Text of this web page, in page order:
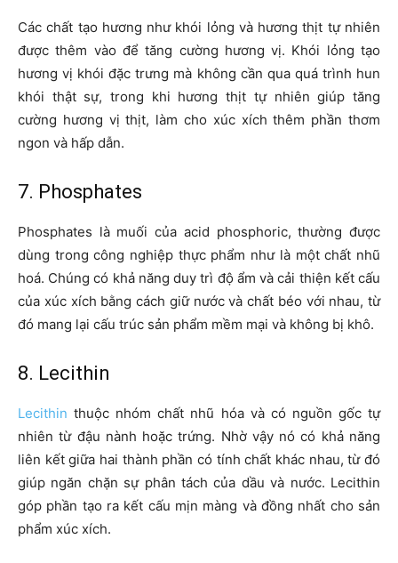
Các chất tạo hương như khói lỏng và hương thịt tự nhiên
được thêm vào để tăng cường hương vị. Khói lỏng tạo
hương vị khói đặc trưng mà không cần qua quá trình hun
khói thật sự, trong khi hương thịt tự nhiên giúp tăng
cường hương vị thịt, làm cho xúc xích thêm phần thơm
ngon và hấp dẫn.
7. Phosphates
Phosphates là muối của acid phosphoric, thường được
dùng trong công nghiệp thực phẩm như là một chất nhũ
hoá. Chúng có khả năng duy trì độ ẩm và cải thiện kết cấu
của xúc xích bằng cách giữ nước và chất béo với nhau, từ
đó mang lại cấu trúc sản phẩm mềm mại và không bị khô.
8. Lecithin
Lecithin thuộc nhóm chất nhũ hóa và có nguồn gốc tự
nhiên từ đậu nành hoặc trứng. Nhờ vậy nó có khả năng
liên kết giữa hai thành phần có tính chất khác nhau, từ đó
giúp ngăn chặn sự phân tách của dầu và nước. Lecithin
góp phần tạo ra kết cấu mịn màng và đồng nhất cho sản
phẩm xúc xích.